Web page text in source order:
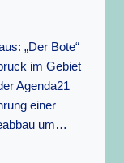
„Der Bote“
im Gebiet
Agenda21
einer
um…